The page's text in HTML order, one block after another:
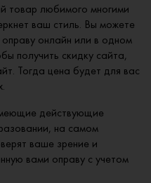
товар любимого многими
ваш стиль. Вы можете
онлайн или в одном
получить скидку сайта,
Тогда цена будет для вас
действующие
на самом
ваше зрение и
вами оправу с учетом